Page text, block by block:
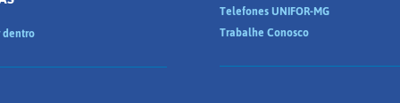
Telefones UNIFOR-MG
Trabalhe Conosco